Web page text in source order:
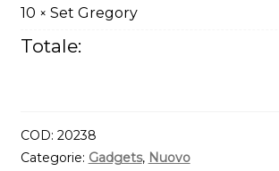
10 × Set Gregory
Totale:
COD: 20238
Categorie: Gadgets, Nuovo